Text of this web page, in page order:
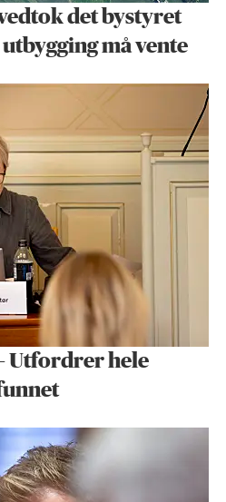
det bystyret
må vente
Utfordrer hele